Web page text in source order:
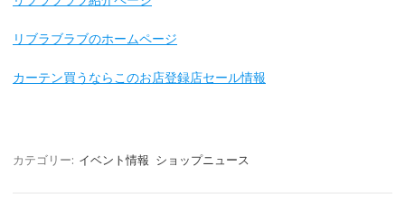
リブラブラブのホームページ
カーテン買うならこのお店登録店セール情報
カテゴリー: イベント情報 ショップニュース